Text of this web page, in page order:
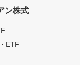
ン株式
ETF